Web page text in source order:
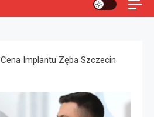
Cena Implantu Zęba Szczecin